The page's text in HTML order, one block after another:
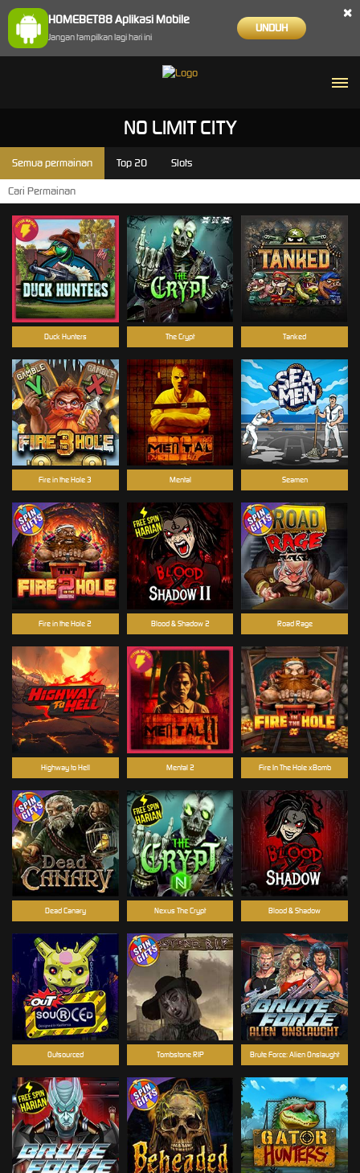
HOMEBET88 Aplikasi Mobile
Jangan tampilkan lagi hari ini
UNDUH
×
NO LIMIT CITY
Semua permainan Top 20 Slots
Seamen
Duck Hunters
Fire in the Hole 3
Highway to Hell Mental 2
Blood & Shadow
Blood & Shadow 2
Mental
The Crypt
Outsourced Brute Force: Alien Onslaught
Nexus The Crypt
Tombstone RIP
Fire in the Hole 2
Tanked
Fire In The Hole xBomb
Road Rage
Dead Canary